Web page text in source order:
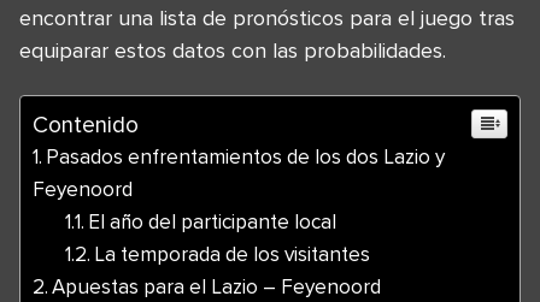
encontrar una lista de pronósticos para el juego tras
equiparar estos datos con las probabilidades.
Contenido
Pasados enfrentamientos de los dos Lazio y
Feyenoord
El año del participante local
La temporada de los visitantes
Apuestas para el Lazio – Feyenoord